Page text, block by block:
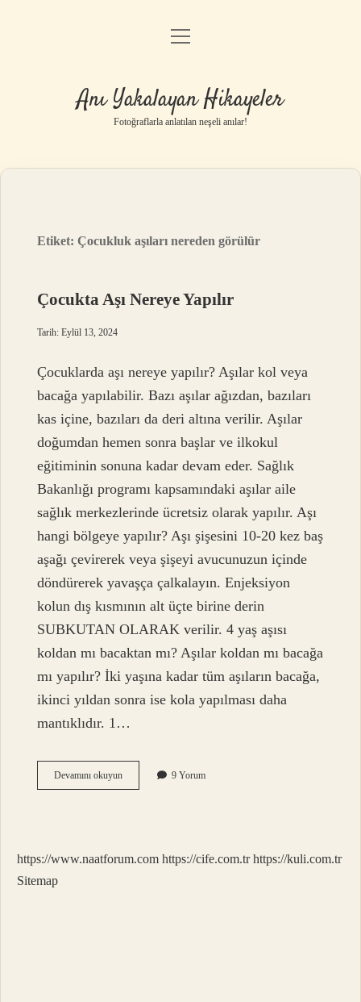
Anasayfa
Yasal Uyarı
menüyü
Anı Yakalayan Hikayeler
Fotoğraflarla anlatılan neşeli anılar!
Etiket:Çocukluk aşıları nereden görülür
Çocukta Aşı Nereye Yapılır
Tarih: Eylül 13, 2024
Çocuklarda aşı nereye yapılır? Aşılar kol veya
bacağa yapılabilir. Bazı aşılar ağızdan, bazıları
kas içine, bazıları da deri altına verilir. Aşılar
doğumdan hemen sonra başlar ve ilkokul
eğitiminin sonuna kadar devam eder. Sağlık
Bakanlığı programı kapsamındaki aşılar aile
sağlık merkezlerinde ücretsiz olarak yapılır. Aşı
hangi bölgeye yapılır? Aşı şişesini 10-20 kez baş
aşağı çevirerek veya şişeyi avucunuzun içinde
döndürerek yavaşça çalkalayın. Enjeksiyon
kolun dış kısmının alt üçte birine derin
SUBKUTAN OLARAK verilir. 4 yaş aşısı
koldan mı bacaktan mı? Aşılar koldan mı bacağa
mı yapılır? İki yaşına kadar tüm aşıların bacağa,
ikinci yıldan sonra ise kola yapılması daha
mantıklıdır. 1…
Devamını okuyunÇocukta
Aşı
9 Yorum
https://www.naatforum.com https://cife.com.tr https://kuli.com.tr
Sitemap